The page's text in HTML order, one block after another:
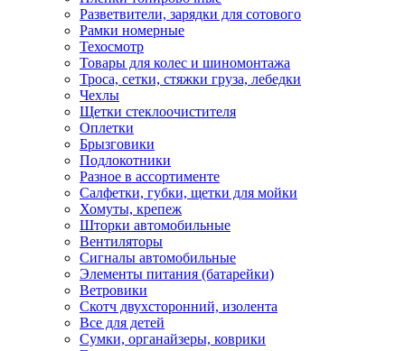
Разветвители, зарядки для сотового
Рамки номерные
Техосмотр
Товары для колес и шиномонтажа
Троса, сетки, стяжки груза, лебедки
Чехлы
Щетки стеклоочистителя
Оплетки
Брызговики
Подлокотники
Разное в ассортименте
Салфетки, губки, щетки для мойки
Хомуты, крепеж
Шторки автомобильные
Вентиляторы
Сигналы автомобильные
Элементы питания (батарейки)
Ветровики
Скотч двухсторонний, изолента
Все для детей
Сумки, органайзеры, коврики